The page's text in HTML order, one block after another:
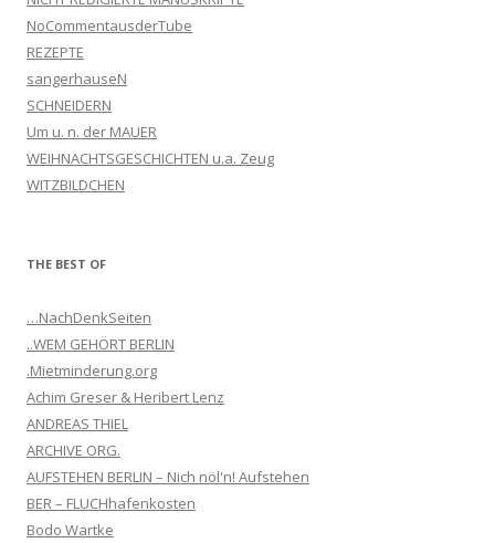
NoCommentausderTube
REZEPTE
sangerhauseN
SCHNEIDERN
Um u. n. der MAUER
WEIHNACHTSGESCHICHTEN u.a. Zeug
WITZBILDCHEN
THE BEST OF
…NachDenkSeiten
..WEM GEHÖRT BERLIN
.Mietminderung.org
Achim Greser & Heribert Lenz
ANDREAS THIEL
ARCHIVE ORG.
AUFSTEHEN BERLIN – Nich nöl'n! Aufstehen
BER – FLUCHhafenkosten
Bodo Wartke